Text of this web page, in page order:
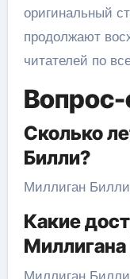
оригинальный
продолжают
читателей по
Вопрос-
Сколько
Билли?
Миллиган
Какие
Миллигана
Миллиган